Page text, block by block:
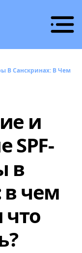
В Санскринах: В Чем
и
SPF-
в
в чем
что